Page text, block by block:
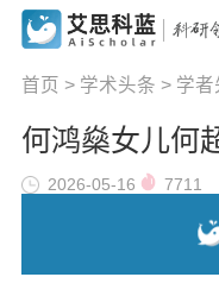
首页 > 学术头条 > 学者
何鸿燊女儿何
2026-05-16 7711